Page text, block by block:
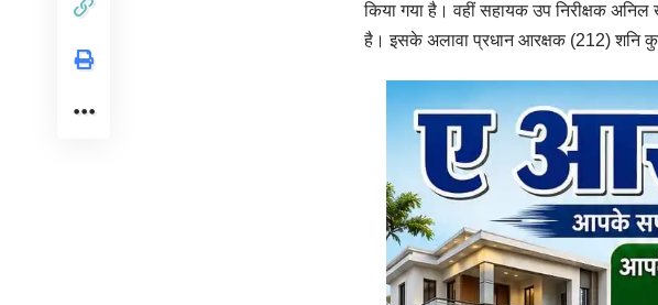
किया गया है। वहीं सहायक उप निरीक्षक
है। इसके अलावा प्रधान आरक्षक (212) शनि